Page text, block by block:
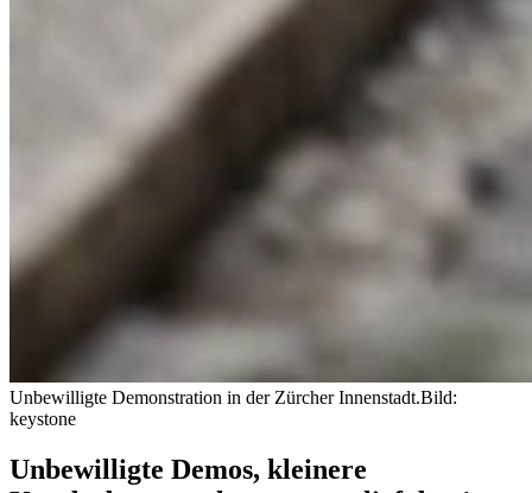
Unbewilligte Demonstration in der Zürcher Innenstadt.Bild:
keystone
Unbewilligte Demos, kleinere